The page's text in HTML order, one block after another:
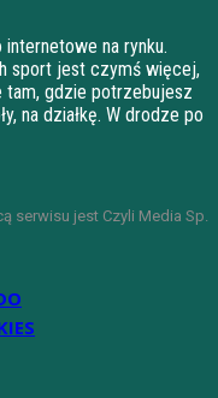
na rynku.
sport jest czymś więcej,
gdzie potrzebujesz
na działkę. W drodze po
serwisu jest Czyli Media Sp.